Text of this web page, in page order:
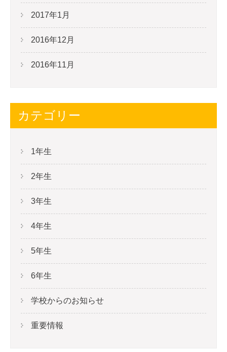
2017年1月
2016年12月
2016年11月
カテゴリー
1年生
2年生
3年生
4年生
5年生
6年生
学校からのお知らせ
重要情報